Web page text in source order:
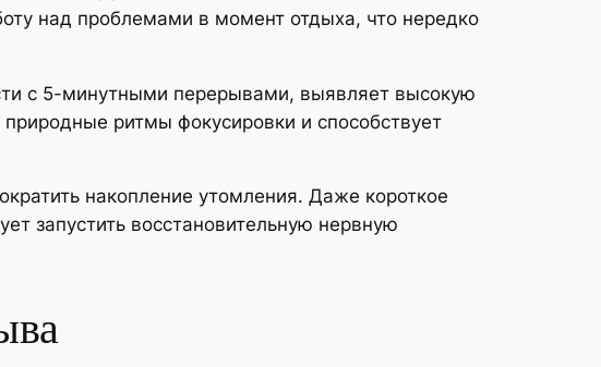
над проблемами в момент отдыха, что нередко
с 5-минутными перерывами, выявляет высокую
ритмы фокусировки и способствует
накопление утомления. Даже короткое
запустить восстановительную нервную